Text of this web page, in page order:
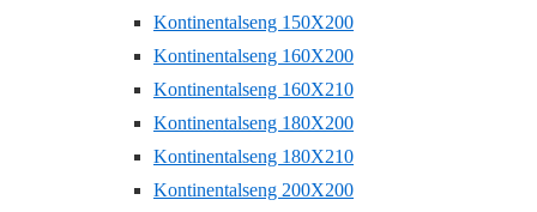
Kontinentalseng 150X200
Kontinentalseng 160X200
Kontinentalseng 160X210
Kontinentalseng 180X200
Kontinentalseng 180X210
Kontinentalseng 200X200